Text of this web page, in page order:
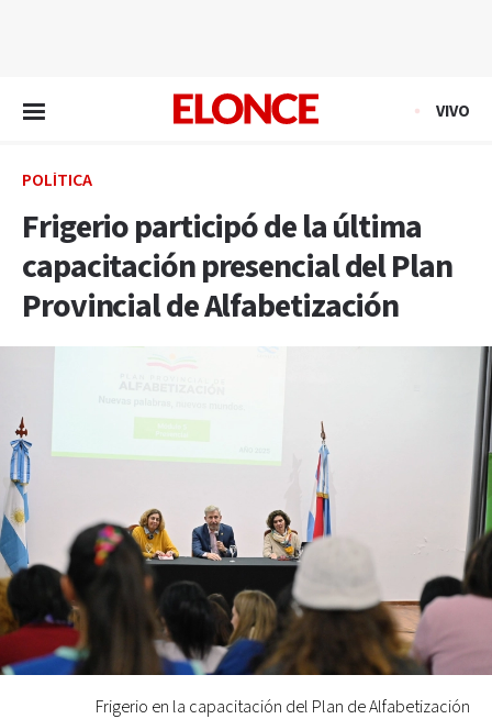
VIVO
POLÍTICA
Frigerio participó de la última
capacitación presencial del Plan
Provincial de Alfabetización
Frigerio en la capacitación del Plan de Alfabetización